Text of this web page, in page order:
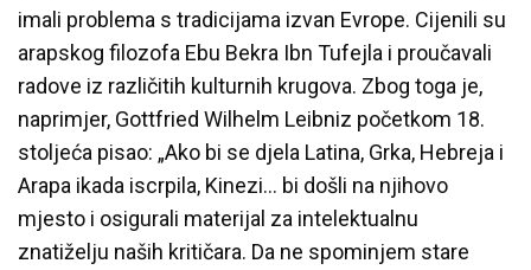
imali problema s tradicijama izvan Evrope. Cijenili su
arapskog filozofa Ebu Bekra Ibn Tufejla i proučavali
radove iz različitih kulturnih krugova. Zbog toga je,
naprimjer, Gottfried Wilhelm Leibniz početkom 18.
stoljeća pisao: „Ako bi se djela Latina, Grka, Hebreja i
Arapa ikada iscrpila, Kinezi… bi došli na njihovo
mjesto i osigurali materijal za intelektualnu
znatiželju naših kritičara. Da ne spominjem stare